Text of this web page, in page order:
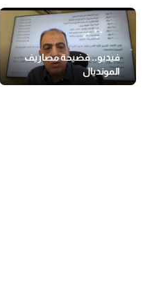
التافهة
فيديو.. فضيحة مصاريف
المونديال